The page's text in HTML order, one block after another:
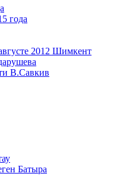
года
2012 Шимкент
В.Савкив
Батыра